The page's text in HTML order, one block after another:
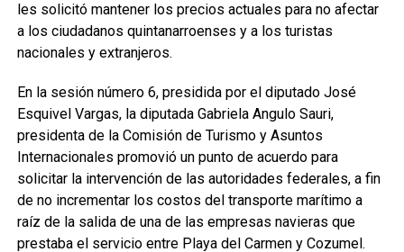
les solicitó mantener los precios actuales para no afectar
a los ciudadanos quintanarroenses y a los turistas
nacionales y extranjeros.
En la sesión número 6, presidida por el diputado José
Esquivel Vargas, la diputada Gabriela Angulo Sauri,
presidenta de la Comisión de Turismo y Asuntos
Internacionales promovió un punto de acuerdo para
solicitar la intervención de las autoridades federales, a fin
de no incrementar los costos del transporte marítimo a
raíz de la salida de una de las empresas navieras que
prestaba el servicio entre Playa del Carmen y Cozumel.